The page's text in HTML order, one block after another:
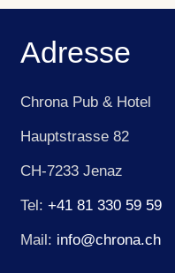
Adresse
Chrona Pub & Hotel
Hauptstrasse 82
CH-7233 Jenaz
Tel:+41 81 330 59 59
Mail: info@chrona.ch